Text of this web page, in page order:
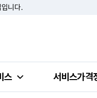
니다.
스 서비스가격